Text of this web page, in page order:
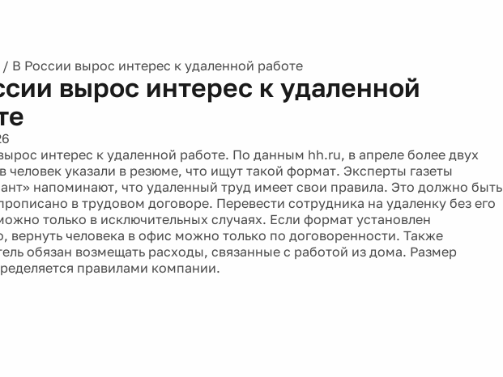
/ В России вырос интерес к удаленной работе
вырос интерес к удаленной
интерес к удаленной работе. По данным hh.ru, в апреле более двух
человек указали в резюме, что ищут такой формат. Эксперты газеты
напоминают, что удаленный труд имеет свои правила. Это должно быть
в трудовом договоре. Перевести сотрудника на удаленку без его
только в исключительных случаях. Если формат установлен
вернуть человека в офис можно только по договоренности. Также
обязан возмещать расходы, связанные с работой из дома. Размер
правилами компании.